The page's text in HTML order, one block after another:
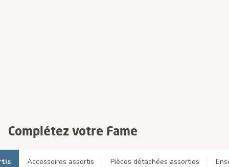
Complétez votre Fame
Accessoires assortis Pièces détachées assorties